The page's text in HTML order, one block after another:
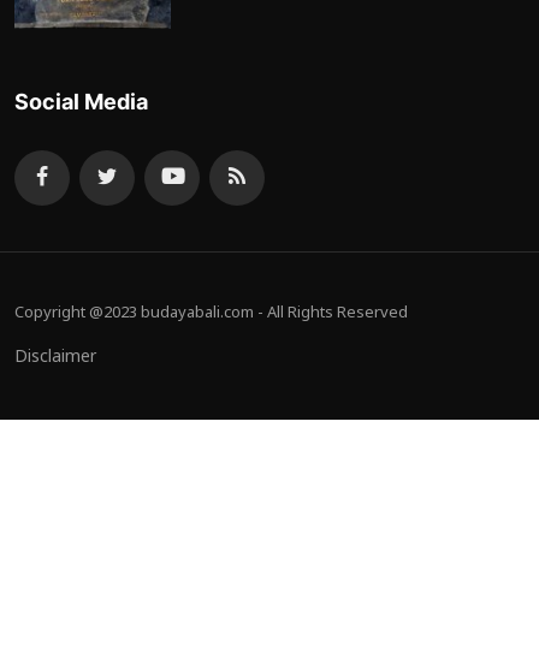
Social Media
Copyright @2023 budayabali.com - All Rights Reserved
Disclaimer